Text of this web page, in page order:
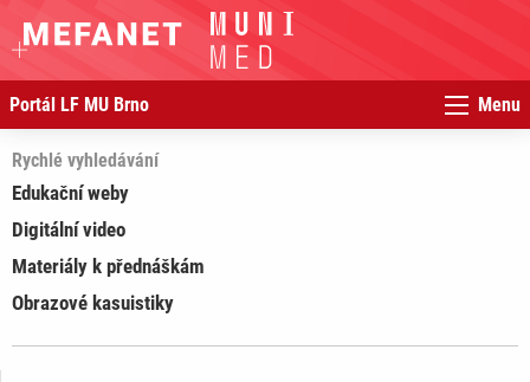
Portál LF MU Brno Menu
Rychlé vyhledávání
Edukační weby
Digitální video
Materiály k přednáškám
Obrazové kasuistiky